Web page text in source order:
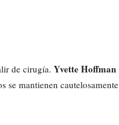
de cirugía. Yvette Hoffman
se mantienen cautelosamente